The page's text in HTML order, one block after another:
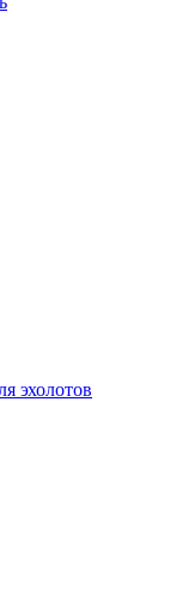
эхолотов